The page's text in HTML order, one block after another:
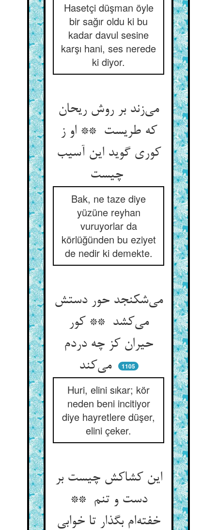
Hasetçi düşman öyle
bir sağır oldu ki bu
kadar davul sesine
karşı hani, ses nerede
ki diyor.
می‌زند بر روش ریحان
که طریست ** او ز
کوری گوید این آسیب
Bak, ne taze diye
yüzüne reyhan
vuruyorlar da
körlüğünden bu eziyet
de nedir ki demekte.
می‌شکنجد حور دستش
می‌کشد ** کور
حیران کز چه دردم
می‌کند
1105
Huri, elini sıkar; kör
neden beni incitiyor
diye hayretlere düşer,
elini çeker.
این کشاکش چیست بر
دست و تنم **
خفته‌ام بگذار تا خوابی